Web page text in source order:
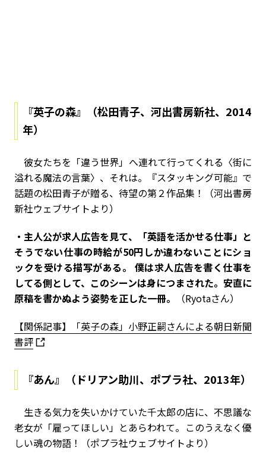
『英子の森』（松田青子、河出書房新社、2014
年）
彼女たちを「違う世界」へ連れて行ってくれる〈街に
溢れる魔法の言葉〉、それは――。『スタッキング可能』で
話題の松田青子が贈る、待望の第２作品集！（河出書房
新社ウェブサイトより）
・主人公が求人広告を見て、「英語を活かせる仕事」と
そうでない仕事の時給が50円しか違わないことにショ
ックを受ける描写がある。 僕は求人広告を書く仕事を
してる側として、このシーンは身につまされた。安直に
原稿を書かぬよう姿勢を正した一冊。
（Ryotaさん）
【関係記事】「英子の森」小野正嗣さんによる朝日新聞
書評
『あん』（ドリアン助川、ポプラ社、2013年）
生きる気力を失いかけていた千太郎の店に、不思議な
老女が「雇ってほしい」とあらわれて――。このうえなく優
しい魂の物語！（ポプラ社ウェブサイトより）